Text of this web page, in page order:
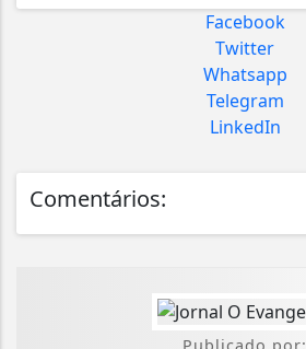
Facebook
Twitter
Whatsapp
Telegram
LinkedIn
Comentários: